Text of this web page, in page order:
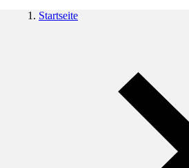
Startseite